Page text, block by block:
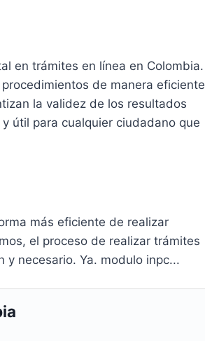
en trámites en línea en Colombia.
de manera eficiente
la validez de los resultados
útil para cualquier ciudadano que
más eficiente de realizar
el proceso de realizar trámites
y necesario. Ya. modulo inpc...